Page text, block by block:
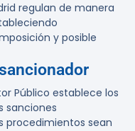
regulan de manera
y posible
Público establece los
sanciones
procedimientos sean